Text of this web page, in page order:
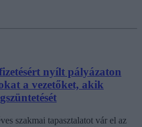
nyílt pályázaton
a vezetőket, akik
szakmai tapasztalatot vár el az